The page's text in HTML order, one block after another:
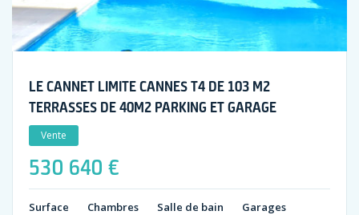
LE CANNET LIMITE CANNES T4 DE 103 M2
TERRASSES DE 40M2 PARKING ET GARAGE
Vente
530 640 €
Surface
Chambres
Salle de bain
Garages